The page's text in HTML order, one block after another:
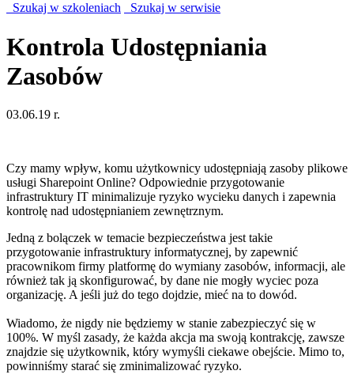
Szukaj w szkoleniach
Szukaj w serwisie
Kontrola Udostępniania
Zasobów
03.06.19 r.
Czy mamy wpływ, komu użytkownicy udostępniają zasoby plikowe
usługi Sharepoint Online? Odpowiednie przygotowanie
infrastruktury IT minimalizuje ryzyko wycieku danych i zapewnia
kontrolę nad udostępnianiem zewnętrznym.
Jedną z bolączek w temacie bezpieczeństwa jest takie
przygotowanie infrastruktury informatycznej, by zapewnić
pracownikom firmy platformę do wymiany zasobów, informacji, ale
również tak ją skonfigurować, by dane nie mogły wyciec poza
organizację. A jeśli już do tego dojdzie, mieć na to dowód.
Wiadomo, że nigdy nie będziemy w stanie zabezpieczyć się w
100%. W myśl zasady, że każda akcja ma swoją kontrakcję, zawsze
znajdzie się użytkownik, który wymyśli ciekawe obejście. Mimo to,
powinniśmy starać się zminimalizować ryzyko.